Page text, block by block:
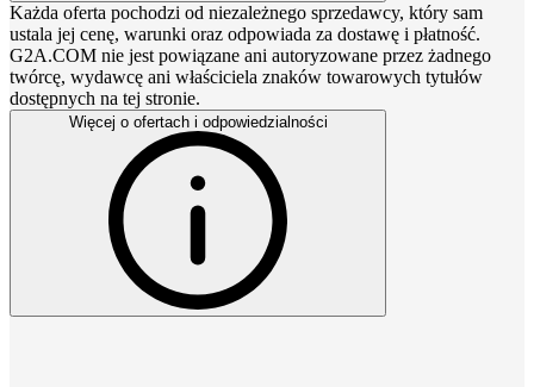
Każda oferta pochodzi od niezależnego sprzedawcy, który sam
ustala jej cenę, warunki oraz odpowiada za dostawę i płatność.
G2A.COM nie jest powiązane ani autoryzowane przez żadnego
twórcę, wydawcę ani właściciela znaków towarowych tytułów
dostępnych na tej stronie.
Więcej o ofertach i odpowiedzialności